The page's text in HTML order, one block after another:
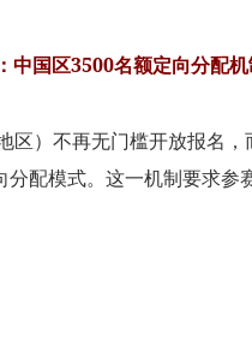
中国区3500名额定向分配
区）不再无门槛开放报名
配模式。这一机制要求参